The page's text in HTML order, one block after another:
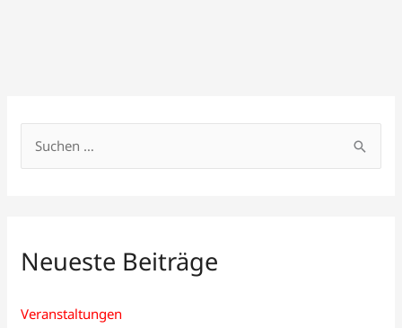
e
n
Neueste Beiträge
Veranstaltungen